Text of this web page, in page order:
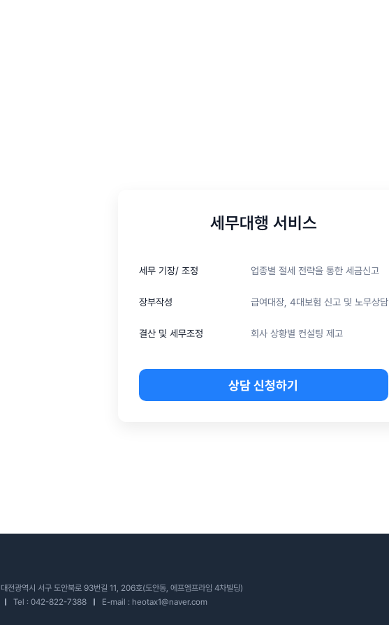
세무대행 서비스
세무 기장/ 조정 업종별 절세 전략을 통한 세금신고
장부작성 급여대장, 4대보험 신고 및 노무상담
결산 및 세무조정 회사 상황별 컨설팅 제고
상담 신청하기
대전광역시 서구 도안북로 93번길 11, 206호(도안동, 에프엠프라임 4차빌딩)
Tel : 042-822-7388 E-mail : heotax1@naver.com